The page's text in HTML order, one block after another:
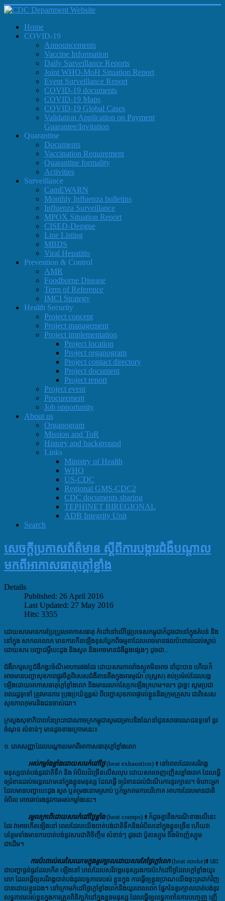
Home
COVID-19
Announcements
Vaccine Information
Daily Surveillance Reports
Joint WHO-MoH Situation Report
Event Surveillance Report
COVID-19 documents
COVID-19 Maps
COVID-19 Global Cases
Validation Application on Payment
Guarantee/Invitation
Quarantine
Documents
Vaccination Requirement
Quarantine formality
Activities
Surveillance
CamEWARN
Monthly Influenza bulletins
Influenza Surveillance
MPOX Situation Report
CISED-Dengue
Line Listing
MBDS
Viral Hepatitis
Prevention & Control
AMR
Foodborne Disease
Term of Reference
IMCI Strategy
Health Security
Project concept
Project management
Project implementation
Project location
Project organogram
Project contact directory
Project document
Project report
Project event
Procurement
Job opportunity
About us
Organogram
Mission and ToR
History and background
Links
Ministry of Health
WHO
US-CDC
Regional GMS-CDC2
CDC documents sharing
TEPHINET BIREGIONAL
ADB Integrity Unit
Search
សេចក្ដីប្រកាសព័ត៌មាន ស្តីពីការបង្ការជំងឺបណ្តាល
មកពីអាកាសធាតុក្តៅខ្លាំង
Details
Published: 26 April 2016
Last Updated: 27 May 2016
Hits: 3355
ដោយសារមានការប្រែប្រួលអាកាសធាតុ កំដៅនៅលើផ្ទៃប្រទេសកម្ពុជាក៏ដូចជានៅក្នុងតំបន់ និង
នៅក្នុង សាកលលោក មានការកើនឡើងខុសប្លែកពីធម្មតាដែលអាចមានផលប៉ះពាល់ដល់ស្លាប់
ដោយសារ បញ្ហាជម្ងឺបេះដូង និងសួត និងអាចមានជំងឺឆ្លងផ្សេងៗ ដូចជា...
ជំងឺរាករូសឬជំងឺកង្វះចំណីអាហារផងដែរ ដោយសារភាពរាំងស្ងួតមិនអាច ដាំដុះបាន ហើយក៏
អាចមានបញ្ហាសុខភាពផ្លូវចិត្តពិសេសជំងឺតានតឹងក្នុងអារម្មណ៍ (ស្ត្រេស) តប់ប្រម៉ល់ដែលបង្ក
ឡើង​ដោយ​អាកាសធាតុក្តៅខ្លាំងពេក និងមានរលាកស្បែកឡើងក្រហម។ល។ ដូច្នេះ សូមប្រជា
ពលរដ្ឋទូទៅ ត្រូវមានការ ប្រុងប្រយ័ត្នខ្ពស់ ពីបញ្ហាសុខភាពផ្ទាល់ខ្លួននិងក្រុមគ្រួសារ ជាពិសេស
សុខភាព​កុមារនិងជនចាស់ជរា។
ក្រសួងសុខាភិបាលនៃព្រះរាជាណាចក្រកម្ពុជាសូមជម្រាបនិងណែនាំជូនសាធារណជនទូទៅ នូវ
ចំណុច សំខាន់ៗ មានដូចខាងក្រោមនេះ៖
១. រោគសញ្ញាដែលបណ្តាលមកពីអាកាសធាតុក្តៅខ្លាំងពេក
អស់កម្លាំងខ្លាំងដោយសារកំដៅថ្ងៃ(heat exhaustion) ៖ នៅពេលដែលសរីរាង្គ
មនុស្សបាត់បង់នូវជាតិទឹក និង អំបិលដ៏ច្រើនលើសលុប ដោយសារចេញញើសខ្លាំងពេក ដែលធ្វើ
ឲ្យរំខានដល់ចរន្តឈាមនៅក្នុងខ្លួនមនុស្ស ដែលធ្វើ ឲ្យរំខានដល់ដំណើរការខួរក្បាល។ ចំពោះអ្នក
ដែលមានបញ្ហាបេះដូង សួត ឬតម្រងនោមស្រាប់ ឬក៏អ្នកតមការបរិភោគ អាហារដែលមានជាតិ
អំបិល អាចឆាប់រងនូវការអស់កម្លាំងនេះ។
រមួលក្រពើដោយសារកំដៅថ្ងៃខ្លាំង(heat cramps) ៖ ក៏ដូចគ្នានឹងករណីខាងលើនេះ
ដែរ វាអាចកើតឡើងនៅ ពេលដែលយើងបាត់បង់ជាតិទឹកនិងអំបិលនៅក្នុងខ្លួនច្រើន ហើយវា
បន្ថែមទាំងមានការបាត់បង់នូវសារជាតិចិញ្ចឹម សំខាន់ៗ ដូចជា ប៉ូតាស្យូម និងម៉ាញ៉េស្យូម
ជាដើម។
ការប៉ះពាល់សរសៃឈាមក្នុងខួរក្បាលដោយសារតែថ្ងៃក្តៅពេក(heat stroke)៖ នេះ
ជាបញ្ហាធ្ងន់ធ្ងរដែលកើត ឡើងនៅ ពេលដែលសរីរាង្គមនុស្សរងការប៉ះកំដៅថ្ងៃដែលក្តៅខ្លាំងយូរ
ពេក ដែលធ្វើឲ្យសរីរាង្គបាត់បង់នូវលទ្ធភាពរបស់ ខ្លួនក្នុង ការធ្វើឲ្យខ្លួនប្រាណយើងចុះត្រជាក់វិញ
បានដោយខ្លួនឯង។ នៅក្រោមកំដៅថ្ងៃក្តៅខ្លាំងពេកនិងយូរពេលពេក ផ្នែកនៃខួរក្បាលបាត់បង់នូវ
លទ្ធភាពរបស់ខ្លួនក្នុងការត្រួតពិនិត្យកំដៅក្នុងខ្លួនមនុស្ស ដែលធ្វើឲ្យលទ្ធភាពនៃការបញ្ចេញ ញើ